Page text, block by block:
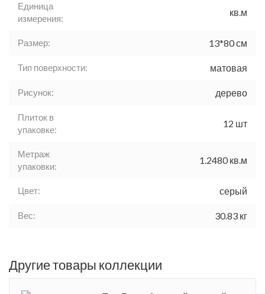
Единица
измерения:
кв.м
Размер: 13*80 см
Тип поверхности: матовая
Рисунок: дерево
Плиток в
упаковке:
12 шт
Метраж
упаковки:
1.2480 кв.м
Цвет: серый
Вес: 30.83 кг
Другие товары коллекции